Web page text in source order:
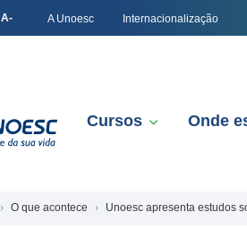
A- A Unoesc Internacionalização
Cursos Onde
O que acontece Unoesc apresenta estudos